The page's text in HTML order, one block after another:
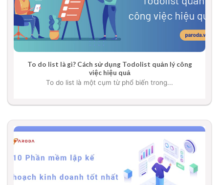
To do list là gì? Cách sử dụng Todolist quản lý công
việc hiệu quả
To do list là một cụm từ phổ biến trong...